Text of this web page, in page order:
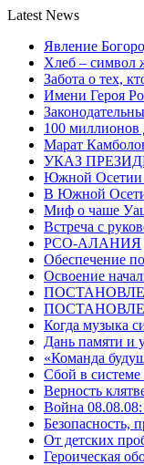
Latest News
Явление
Хлеб – символ
Забота о тех,
Имени Героя
100 миллионов
Марат
УКАЗ
Южной Осетии
В Южной
Миф о чаше
Встреча с
РСО-АЛАНИЯ
Обеспечение
Освоение
Когда музыка
Дань памяти и
«Команда
Сбой в
Верность
Война 08.08.08:
Безопасность,
От детских
Героическая